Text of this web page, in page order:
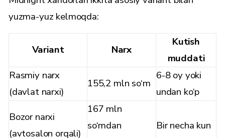
yuzma-yuz kelmoqda:
Variant Narx
Kutish
muddati
Rasmiy narx
(davlat narxi)
155,2 mln so‘m
6-8 oy yoki
undan ko‘p
Bozor narxi
(avtosalon orqali)
167 mln
so‘mdan
Bir necha kun